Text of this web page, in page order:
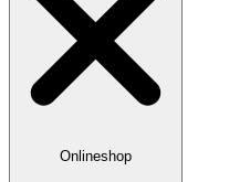
Onlineshop